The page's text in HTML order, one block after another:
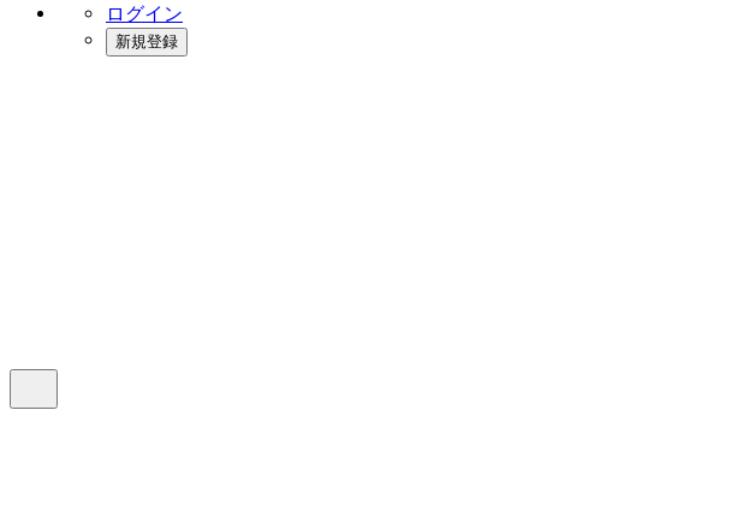
ログイン
新規登録